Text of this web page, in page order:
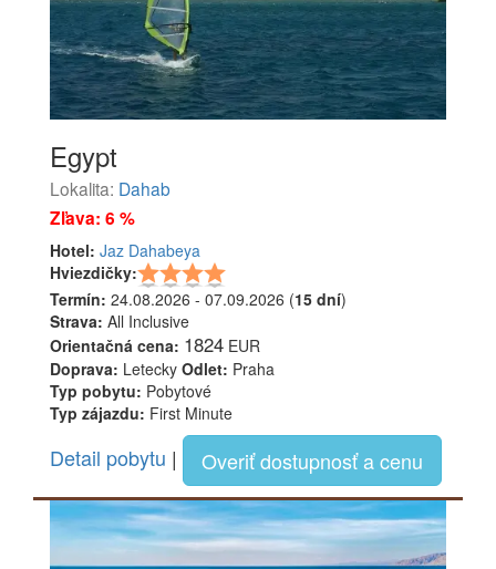
Egypt
Lokalita: Dahab
Zľava: 6 %
Hotel: Jaz Dahabeya
Hviezdičky:
Termín: 24.08.2026 - 07.09.2026 (15 dní)
Strava: All Inclusive
Orientačná cena: 1824 EUR
Doprava: Letecky Odlet: Praha
Typ pobytu: Pobytové
Typ zájazdu: First Minute
Detail pobytu | Overiť dostupnosť a cenu